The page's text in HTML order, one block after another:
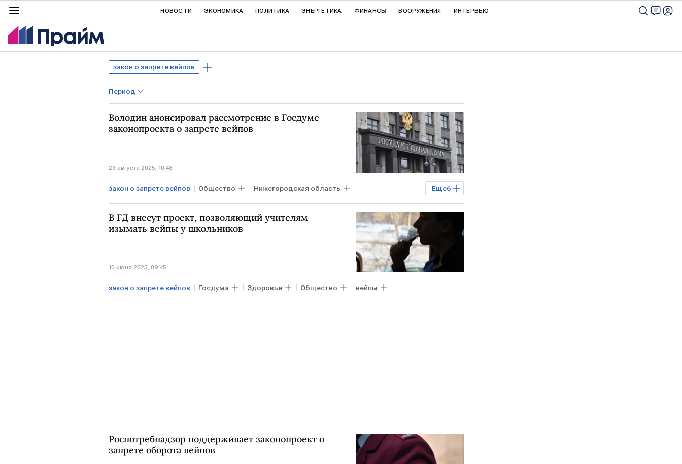
НОВОСТИ ЭКОНОМИКА ПОЛИТИКА ЭНЕРГЕТИКА ФИНАНСЫ ВООРУЖЕНИЯ ИНТЕРВЬЮ
закон о запрете вейпов
Период
Володин анонсировал рассмотрение в Госдуме
законопроекта о запрете вейпов
23 августа 2025, 10:48
Еще6
закон о запрете вейпов Общество Нижегородская область
Вологодская область Вячеслав Володин Владимир Путин Госдума
запрет вейпов вейпы
В ГД внесут проект, позволяющий учителям
изымать вейпы у школьников
10 июня 2025, 09:45
закон о запрете вейпов Госдума Здоровье Общество вейпы
Роспотребнадзор поддерживает законопроект о
запрете оборота вейпов